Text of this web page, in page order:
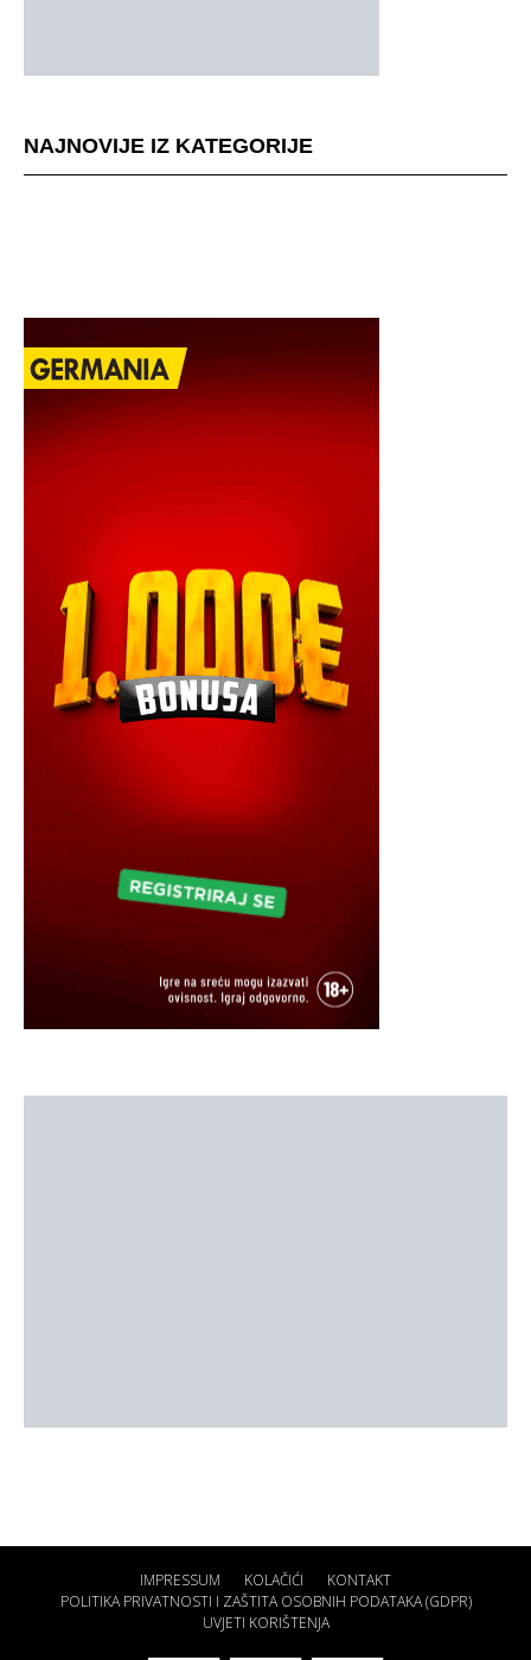
NAJNOVIJE IZ KATEGORIJE
IMPRESSUM KOLAČIĆI
KONTAKT
POLITIKA PRIVATNOSTI I ZAŠTITA OSOBNIH PODATAKA (GDPR)
UVJETI KORIŠTENJA